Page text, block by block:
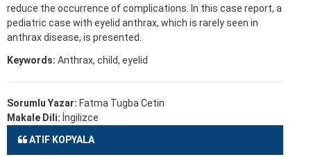
reduce the occurrence of complications. In this case report, a
pediatric case with eyelid anthrax, which is rarely seen in
anthrax disease, is presented.
Keywords: Anthrax, child, eyelid
Sorumlu Yazar: Fatma Tugba Cetin
Makale Dili: İngilizce
ATIF KOPYALA